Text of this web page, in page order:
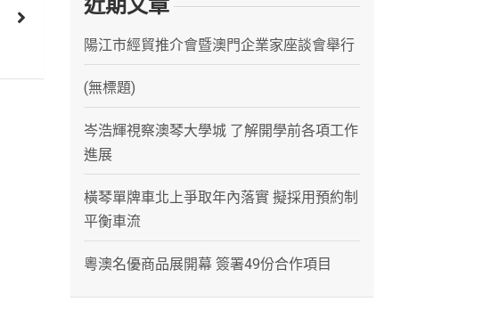
近期文章
陽江市經貿推介會暨澳門企業家座談會舉行
(無標題)
岑浩輝視察澳琴大學城 了解開學前各項工作
進展
橫琴單牌車北上爭取年內落實 擬採用預約制
平衡車流
粵澳名優商品展開幕 簽署49份合作項目